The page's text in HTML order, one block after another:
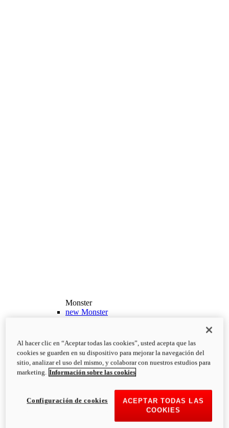
Monster
new Monster
PVP Recomendado desde: 13.190€
i
Configurar
Descubrir más
new Monster +
Monster +
newMonster 100
Al hacer clic en “Aceptar todas las cookies”, usted acepta que las
cookies se guarden en su dispositivo para mejorar la navegación del
sitio, analizar el uso del mismo, y colaborar con nuestros estudios para
marketing. Información sobre las cookies
ACEPTAR TODAS LAS
COOKIES
Configuración de cookies